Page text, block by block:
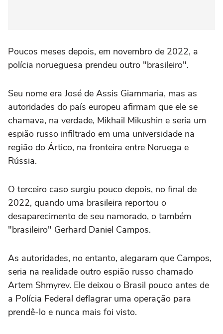
Poucos meses depois, em novembro de 2022, a
polícia norueguesa prendeu outro "brasileiro".
Seu nome era José de Assis Giammaria, mas as
autoridades do país europeu afirmam que ele se
chamava, na verdade, Mikhail Mikushin e seria um
espião russo infiltrado em uma universidade na
região do Ártico, na fronteira entre Noruega e
Rússia.
O terceiro caso surgiu pouco depois, no final de
2022, quando uma brasileira reportou o
desaparecimento de seu namorado, o também
"brasileiro" Gerhard Daniel Campos.
As autoridades, no entanto, alegaram que Campos,
seria na realidade outro espião russo chamado
Artem Shmyrev. Ele deixou o Brasil pouco antes de
a Polícia Federal deflagrar uma operação para
prendê-lo e nunca mais foi visto.